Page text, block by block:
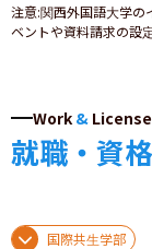
注意:関西外国語大学の
ベントや資料請求の設
Work & License
就職・資格
国際共生学部